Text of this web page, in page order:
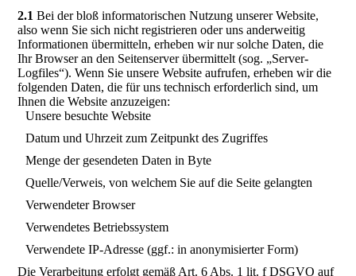
2.1 Bei der bloß informatorischen Nutzung unserer Website,
also wenn Sie sich nicht registrieren oder uns anderweitig
Informationen übermitteln, erheben wir nur solche Daten, die
Ihr Browser an den Seitenserver übermittelt (sog. „Server-
Logfiles“). Wenn Sie unsere Website aufrufen, erheben wir die
folgenden Daten, die für uns technisch erforderlich sind, um
Ihnen die Website anzuzeigen:
Unsere besuchte Website
Datum und Uhrzeit zum Zeitpunkt des Zugriffes
Menge der gesendeten Daten in Byte
Quelle/Verweis, von welchem Sie auf die Seite gelangten
Verwendeter Browser
Verwendetes Betriebssystem
Verwendete IP-Adresse (ggf.: in anonymisierter Form)
Die Verarbeitung erfolgt gemäß Art. 6 Abs. 1 lit. f DSGVO auf